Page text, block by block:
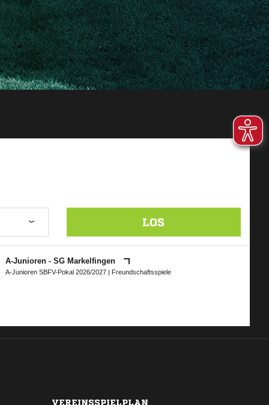
LOS
A-Junioren - SG Markelfingen
A-Junioren SBFV-Pokal 2026/2027 | Freundschaftsspiele
VEREINSSPIELPLAN